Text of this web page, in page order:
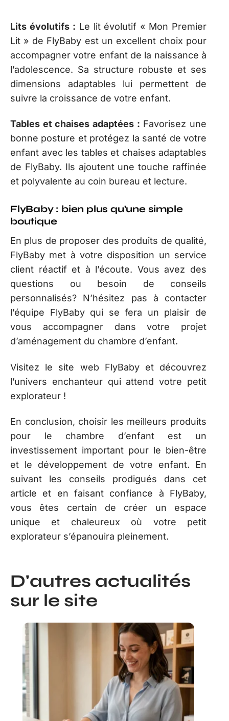
Lits évolutifs : Le lit évolutif « Mon Premier
Lit » de FlyBaby est un excellent choix pour
accompagner votre enfant de la naissance à
l’adolescence. Sa structure robuste et ses
dimensions adaptables lui permettent de
suivre la croissance de votre enfant.
Tables et chaises adaptées : Favorisez une
bonne posture et protégez la santé de votre
enfant avec les tables et chaises adaptables
de FlyBaby. Ils ajoutent une touche raffinée
et polyvalente au coin bureau et lecture.
FlyBaby : bien plus qu’une simple
boutique
En plus de proposer des produits de qualité,
FlyBaby met à votre disposition un service
client réactif et à l’écoute. Vous avez des
questions ou besoin de conseils
personnalisés? N’hésitez pas à contacter
l’équipe FlyBaby qui se fera un plaisir de
vous accompagner dans votre projet
d’aménagement du chambre d’enfant.
Visitez le site web FlyBaby et découvrez
l’univers enchanteur qui attend votre petit
explorateur !
En conclusion, choisir les meilleurs produits
pour le chambre d’enfant est un
investissement important pour le bien-être
et le développement de votre enfant. En
suivant les conseils prodigués dans cet
article et en faisant confiance à FlyBaby,
vous êtes certain de créer un espace
unique et chaleureux où votre petit
explorateur s’épanouira pleinement.
D'autres actualités
sur le site